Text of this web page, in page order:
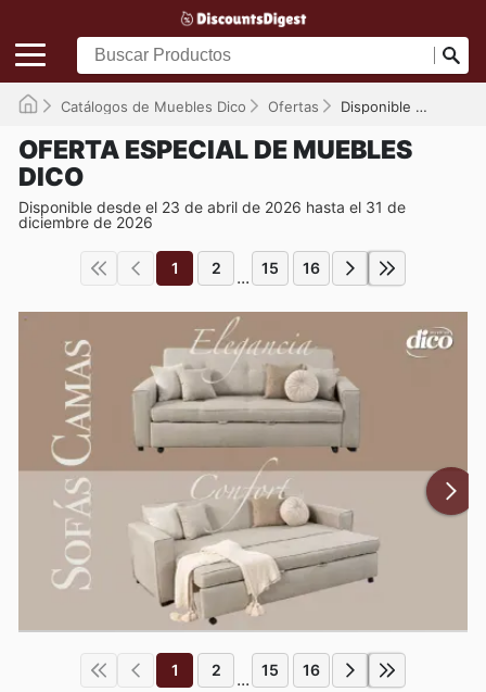
Catálogos de Muebles Dico Ofertas Disponible hasta el 31/12/2026
OFERTA ESPECIAL DE MUEBLES
DICO
Disponible desde el 23 de abril de 2026 hasta el 31 de
diciembre de 2026
1 2 ... 15 16
1 2 ... 15 16